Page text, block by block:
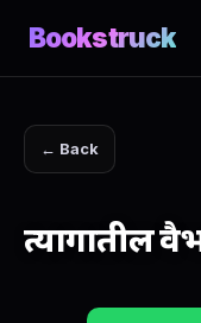
Bookstruck
← Back
त्यागातील